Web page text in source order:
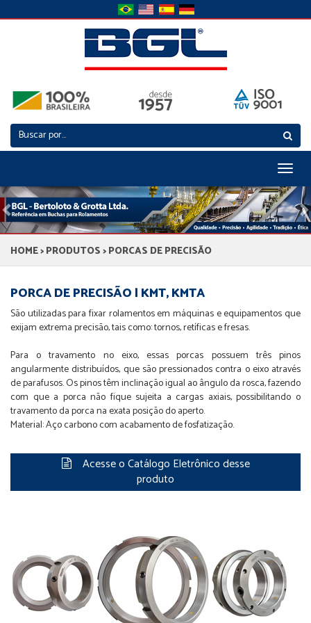
Previous
HOME>PRODUTOS> PORCAS DE PRECISÃO
PORCA DE PRECISÃO | KMT, KMTA
São utilizadas para fixar rolamentos em máquinas e equipamentos que
exijam extrema precisão, tais como: tornos, retíficas e fresas.
Para o travamento no eixo, essas porcas possuem três pinos
angularmente distribuídos, que são pressionados contra o eixo através
de parafusos. Os pinos têm inclinação igual ao ângulo da rosca, fazendo
com que a porca não fique sujeita a cargas axiais, possibilitando o
travamento da porca na exata posição do aperto.
Material: Aço carbono com acabamento de fosfatização.
Acesse o Catálogo Eletrônico desse
produto